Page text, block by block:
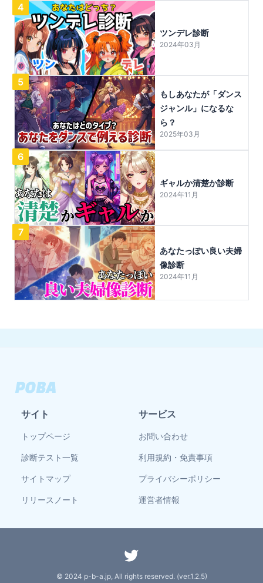
4
ツンデレ診断
2024年03月
5
もしあなたが「ダンス
ジャンル」になるな
ら？
2025年03月
6
ギャルか清楚か診断
2024年11月
7
あなたっぽい良い夫婦
像診断
2024年11月
サイト
トップページ
診断テスト一覧
サイトマップ
リリースノート
サービス
お問い合わせ
利用規約・免責事項
プライバシーポリシー
運営者情報
© 2024 p-b-a.jp, All rights reserved. (ver.1.2.5)